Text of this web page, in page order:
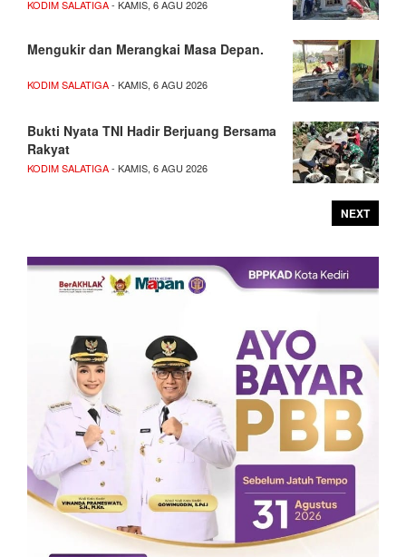
KODIM SALATIGA- KAMIS, 6 AGU 2026
Mengukir dan Merangkai Masa Depan.
KODIM SALATIGA- KAMIS, 6 AGU 2026
Bukti Nyata TNI Hadir Berjuang Bersama
Rakyat
KODIM SALATIGA- KAMIS, 6 AGU 2026
NEXT